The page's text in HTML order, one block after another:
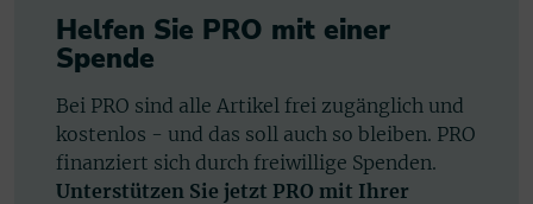
Helfen Sie PRO mit einer
Spende
Bei PRO sind alle Artikel frei zugänglich und
kostenlos - und das soll auch so bleiben. PRO
finanziert sich durch freiwillige Spenden.
Unterstützen Sie jetzt PRO mit Ihrer